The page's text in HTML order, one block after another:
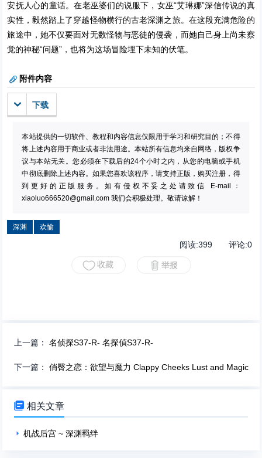
安抚人心的童话。在老巫婆们的说服下，女巫“艾琳娜”深信传说的真
实性，毅然踏上了穿越怪物横行的古老深渊之旅。在这段充满危险的
旅途中，她不仅要面对无数怪物与恶徒的侵袭，而她自己身上尚未察
觉的神秘“问题”，也将为这场冒险埋下未知的伏笔。
附件内容
下载
本站提供的一切软件、教程和内容信息仅限用于学习和研究目的；不得
将上述内容用于商业或者非法用途。本站所有信息均来自网络，版权争
议与本站无关。您必须在下载后的24个小时之内，从您的电脑或手机
中彻底删除上述内容。如果您喜欢该程序，请支持正版，购买注册，得
到更好的正版服务。如有侵权不妥之处请致信 E-mail：
xiaoluo666520@gmail.com 我们会积极处理。敬请谅解！
深渊 欢愉
阅读:399评论:0
上一篇：名侦探S37-R- 名探偵S37-R-
下一篇：俏臀之恋：欲望与魔力 Clappy Cheeks Lust and Magic
 相关文章
机战后宫 ~ 深渊羁绊